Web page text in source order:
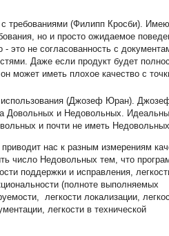
с требованиями (Филипп Кросби).
но и просто ожидаемое
это не согласованность с
Даже если продукт будет
может иметь плохое качество с
использования (Джозеф Юран).
Довольных и Недовольных.
и почти не иметь
нас к разным измерениям
число Недовольных тем, что
поддержки и исправления,
(полноте выполняемых
легкости локализации,
легкости в технической